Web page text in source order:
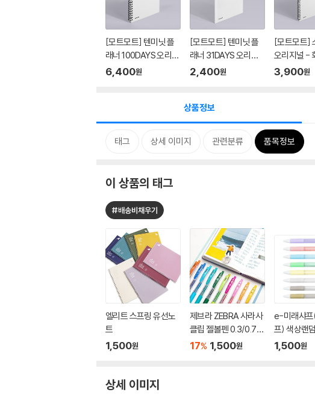
[모트모트] 텐미닛 플
래너 100DAYS 오리지
널 - ...
6,400원
[모트모트] 텐미닛 플
래너 31DAYS 오리지
널 - 화...
2,400원
[모트모트]
오리지널 -
드)
3,900원
상품정보
태그 상세 이미지 관련분류 품목정보
이 상품의 태그
#배송비채우기
엘리트 스프링 유선노
트
1,500원
제브라 ZEBRA 사라사
클립 젤볼펜 0.3/0.7m
m
17% 1,500원
e-미래샤
프) 색상랜
1,500원
상세 이미지